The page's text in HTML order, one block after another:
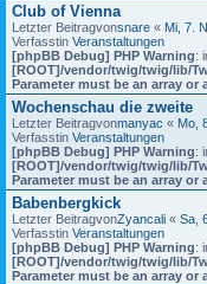
Club of Vienna
Letzter Beitragvonsnare « Mi, 7.
Verfasstin Veranstaltungen
[phpBB Debug] PHP Warning:
[ROOT]/vendor/twig/twig/lib/
Parameter must be an array
Wochenschau die zweite
Letzter Beitragvonmanyac « Mo,
Verfasstin Veranstaltungen
[phpBB Debug] PHP Warning:
[ROOT]/vendor/twig/twig/lib/
Parameter must be an array
Babenbergkick
Letzter BeitragvonZyancali « Sa,
Verfasstin Veranstaltungen
[phpBB Debug] PHP Warning:
[ROOT]/vendor/twig/twig/lib/
Parameter must be an array